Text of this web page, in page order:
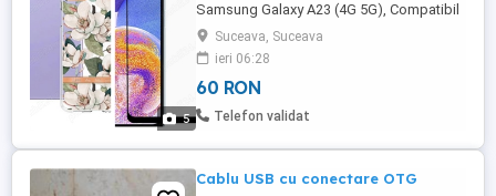
5
Samsung Galaxy A23 (4G 5G), Compatibil
si cu Samsung Galaxy A13 4G. Realizata
din gel TPU premium, nu se deformeaza
in timp si nu se decoloreaza. Iti protejeaza
atat telefonul cat si camera foto a
acestuia. Margini ridicate pentru a proteja
Suceava, Suceava
ieri 06:28
60 RON
Telefon validat
Cablu USB cu conectare OTG